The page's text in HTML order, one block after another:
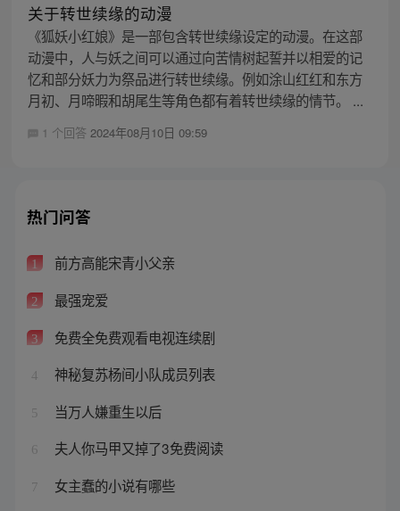
关于转世续缘的动漫
《狐妖小红娘》是一部包含转世续缘设定的动漫。在这部
动漫中，人与妖之间可以通过向苦情树起誓并以相爱的记
忆和部分妖力为祭品进行转世续缘。例如涂山红红和东方
月初、月啼暇和胡尾生等角色都有着转世续缘的情节。 ...
1 个回答 2024年08月10日 09:59
热门问答
1 前方高能宋青小父亲
2 最强宠爱
3 免费全免费观看电视连续剧
4 神秘复苏杨间小队成员列表
5 当万人嫌重生以后
6 夫人你马甲又掉了3免费阅读
7 女主蠢的小说有哪些